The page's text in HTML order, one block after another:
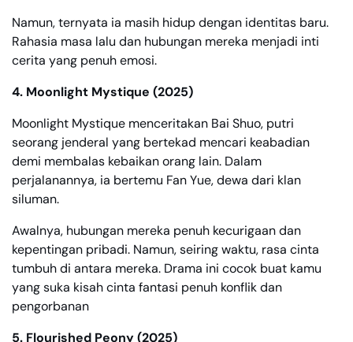
Namun, ternyata ia masih hidup dengan identitas baru.
Rahasia masa lalu dan hubungan mereka menjadi inti
cerita yang penuh emosi.
4. Moonlight Mystique (2025)
Moonlight Mystique menceritakan Bai Shuo, putri
seorang jenderal yang bertekad mencari keabadian
demi membalas kebaikan orang lain. Dalam
perjalanannya, ia bertemu Fan Yue, dewa dari klan
siluman.
Awalnya, hubungan mereka penuh kecurigaan dan
kepentingan pribadi. Namun, seiring waktu, rasa cinta
tumbuh di antara mereka. Drama ini cocok buat kamu
yang suka kisah cinta fantasi penuh konflik dan
pengorbanan
5. Flourished Peony (2025)